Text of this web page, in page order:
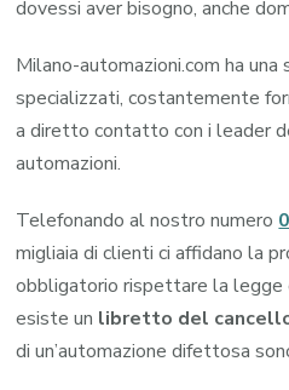
dovessi aver bisogno, anche
Milano-automazioni.com ha una
specializzati, costantemente
a diretto contatto con i leader
automazioni.
Telefonando al nostro numero
migliaia di clienti ci affidano la
obbligatorio rispettare la legge
esiste un libretto del
di un’automazione difettosa